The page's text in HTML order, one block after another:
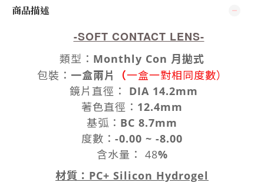
商品描述
-SOFT CONTACT LENS-
類型 ： Monthly Con 月拋式
包裝 ： 一盒兩片 （一盒一對相同度數）
鏡片 直徑 ： DIA 14.2mm
著色直徑 ： 12.4mm
基弧： BC 8.7mm
度數 ： -0.00 ~ -8.00
含水量： 48%
材質：PC+ Silicon Hydrogel